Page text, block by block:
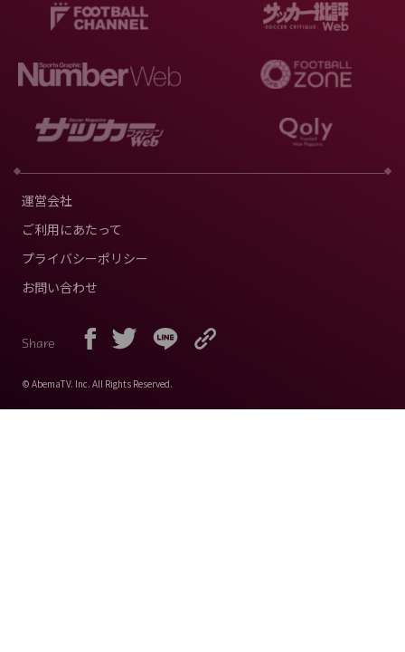
運営会社
ご利用にあたって
プライバシーポリシー
お問い合わせ
Share
© AbemaTV. Inc. All Rights Reserved.